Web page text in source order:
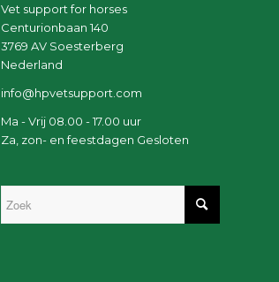
Vet support for horses
Centurionbaan 140
3769 AV Soesterberg
Nederland
info@hpvetsupport.com
Ma - Vrij 08.00 - 17.00 uur
Za, zon- en feestdagen Gesloten